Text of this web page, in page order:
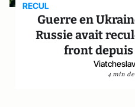
RECUL
Guerre en
Russie avait
front depuis
4 min